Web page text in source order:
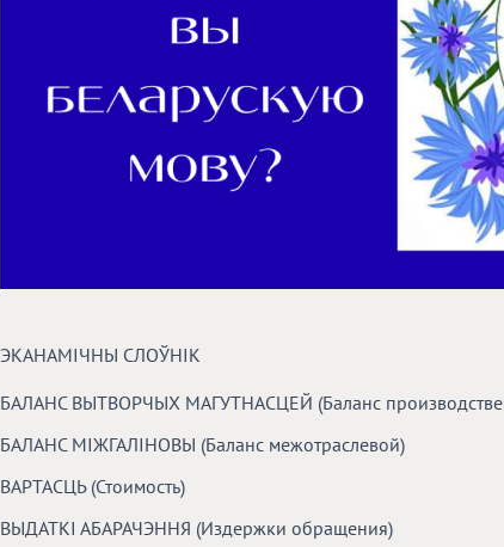
ЭКАНАМIЧНЫ СЛОЎНIК
БАЛАНС ВЫТВОРЧЫХ МАГУТНАСЦЕЙ (Баланс
БАЛАНС МІЖГАЛІНОВЫ (Баланс межотраслевой)
ВАРТАСЦЬ (Стоимость)
ВЫДАТКІ АБАРАЧЭННЯ (Издержки обращения)